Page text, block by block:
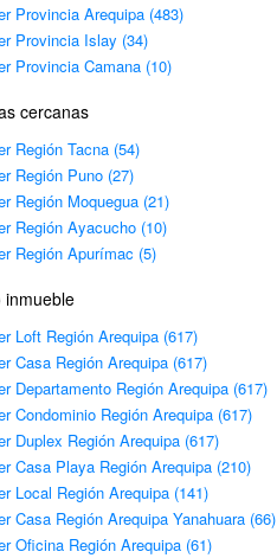
Provincia Arequipa (483)
Provincia Islay (34)
Provincia Camana (10)
cercanas
Región Tacna (54)
Región Puno (27)
Región Moquegua (21)
Región Ayacucho (10)
Región Apurímac (5)
inmueble
Loft Región Arequipa (617)
Casa Región Arequipa (617)
Departamento Región Arequipa (617)
Condominio Región Arequipa (617)
Duplex Región Arequipa (617)
Casa Playa Región Arequipa (210)
Local Región Arequipa (141)
Casa Región Arequipa Yanahuara (66)
Oficina Región Arequipa (61)